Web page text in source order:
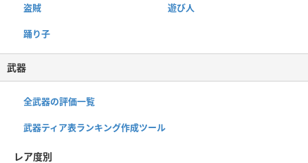
盗賊 遊び人
踊り子
武器
全武器の評価一覧
武器ティア表ランキング作成ツール
レア度別